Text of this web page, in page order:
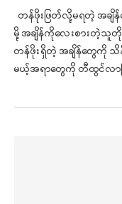
တန်ဖိုးဖြတ်လို့မရတဲ့ အချိ
မို့ အချိန်ကိုလေးစားတဲ့သူတို
တန်ဖိုးရှိတဲ့ အချိန်တွေကို
မယ့်အရာတွေကို တီထွင်လာ